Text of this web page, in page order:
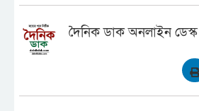
দৈনিক ডাক অনলাইন ডেস্ক